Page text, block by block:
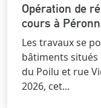
Opération de
cours à
Les travaux se
bâtiments situés
du Poilu et rue
2026, cet...